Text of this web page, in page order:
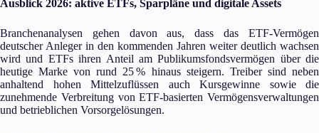
Ausblick 2026: aktive ETFs, Sparpläne und digitale Assets
Branchenanalysen gehen davon aus, dass das ETF‑Vermögen
deutscher Anleger in den kommenden Jahren weiter deutlich wachsen
wird und ETFs ihren Anteil am Publikumsfondsvermögen über die
heutige Marke von rund 25 % hinaus steigern. Treiber sind neben
anhaltend hohen Mittelzuflüssen auch Kursgewinne sowie die
zunehmende Verbreitung von ETF‑basierten Vermögensverwaltungen
und betrieblichen Vorsorgelösungen.